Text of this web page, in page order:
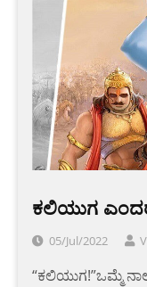
ಕಲಿಯುಗ
05/Jul/2022
“ಕಲಿಯುಗ!”ಒಮ್ಮೆ